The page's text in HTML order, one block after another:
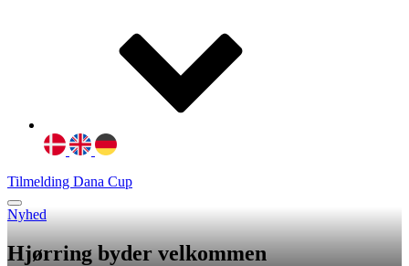
Tilmelding Dana Cup
Nyhed
Hjørring byder velkommen